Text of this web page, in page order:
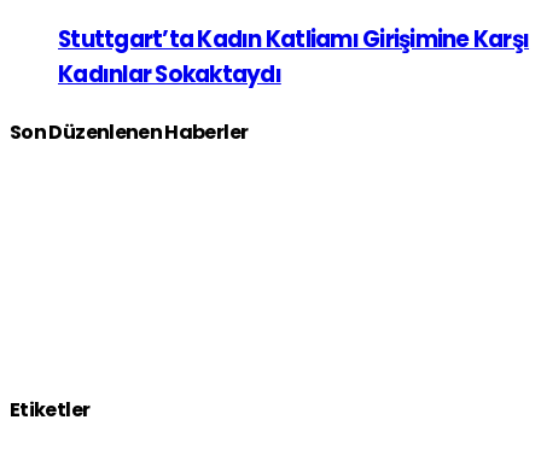
Stuttgart’ta Kadın Katliamı Girişimine Karşı
Kadınlar Sokaktaydı
Son Düzenlenen Haberler
Etiketler